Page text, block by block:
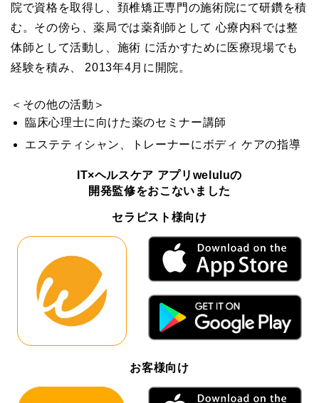
院で資格を取得し、頚椎矯正専門の施術院にて研鑽を積
む。その傍ら、薬局では薬剤師として 心療内科では整
体師として活動し、施術 に活かすために医療現場でも
経験を積み、 2013年4月に開院。
＜その他の活動＞
臨床心理士に向けた薬のセミナー講師
エステティシャン、トレーナーにボディ ケアの指導
IT×ヘルスケア アプリweluluの
開発監修をおこないました
セラピスト様向け
お客様向け